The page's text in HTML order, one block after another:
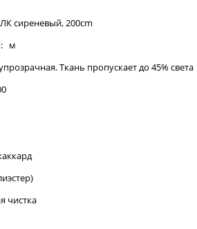
сиреневый, 200cm
м
Ткань пропускает до 45% света
чистка